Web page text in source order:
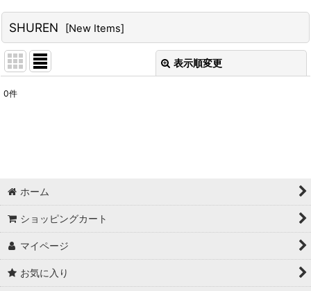
SHUREN [New Items]
表示順変更
0件
ホーム
ショッピングカート
マイページ
お気に入り